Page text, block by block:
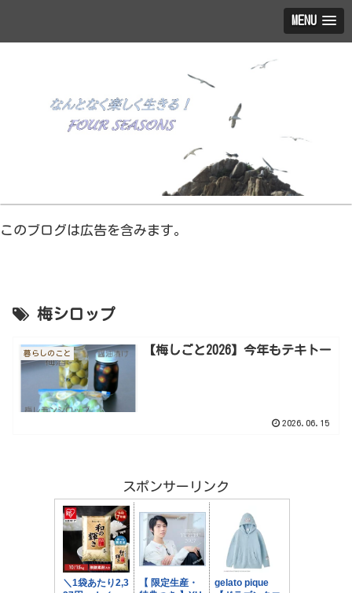
MENU
このブログは広告を含みます。
梅シロップ
暮らしのこと 【梅しごと2026】今年もテキトー
2026.06.15
スポンサーリンク